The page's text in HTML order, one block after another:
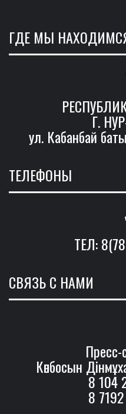
ГДЕ МЫ
Г.
ул. Кабанбай
ТЕЛЕФОНЫ
ТЕЛ:
СВЯЗЬ С НАМИ
Пресс-
Көпбосын
8 104
8